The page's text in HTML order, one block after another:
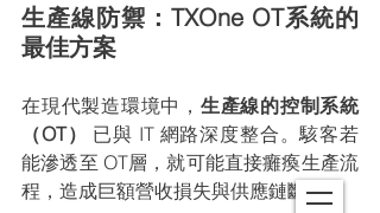
生產線防禦：TXOne OT系統的
最佳方案
在現代製造環境中， 生產線的控制系統
（OT）
已與 IT 網路深度整合。駭客若
能滲透至 OT層，就可能直接癱瘓生產流
程，造成巨額營收損失與供應鏈斷鏈。